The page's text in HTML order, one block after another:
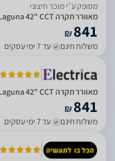
מסופק ע״י מוכר חיצוני
‏מאוורר תקרה Laguna 42" CCT עם שלט 73180 Westinghouse
₪841
משלוח חינם עד 7 ימי עסקים
‏מאוורר תקרה Laguna 42" CCT עם שלט 73180 Westinghouse
₪841
משלוח חינם עד 7 ימי עסקים